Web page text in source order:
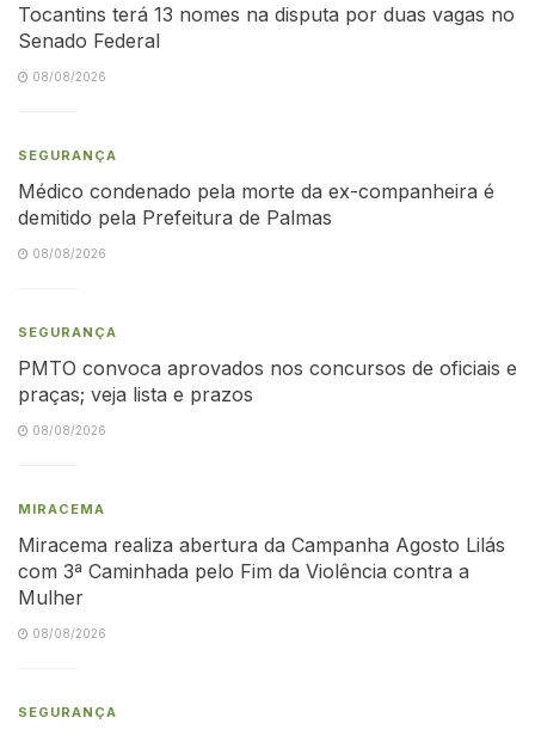
Tocantins terá 13 nomes na disputa por duas vagas no
Senado Federal
08/08/2026
SEGURANÇA
Médico condenado pela morte da ex-companheira é
demitido pela Prefeitura de Palmas
08/08/2026
SEGURANÇA
PMTO convoca aprovados nos concursos de oficiais e
praças; veja lista e prazos
08/08/2026
MIRACEMA
Miracema realiza abertura da Campanha Agosto Lilás
com 3ª Caminhada pelo Fim da Violência contra a
Mulher
08/08/2026
SEGURANÇA